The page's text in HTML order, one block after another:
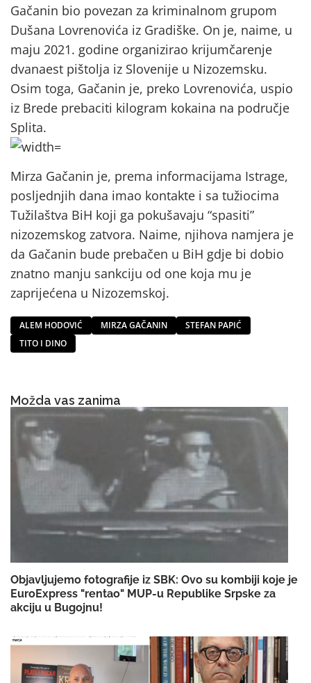
Gačanin bio povezan za kriminalnom grupom
Dušana Lovrenovića iz Gradiške. On je, naime, u
maju 2021. godine organizirao krijumčarenje
dvanaest pištolja iz Slovenije u Nizozemsku.
Osim toga, Gačanin je, preko Lovrenovića, uspio
iz Brede prebaciti kilogram kokaina na područje
Splita.
Mirza Gačanin je, prema informacijama Istrage,
posljednjih dana imao kontakte i sa tužiocima
Tužilaštva BiH koji ga pokušavaju “spasiti”
nizozemskog zatvora. Naime, njihova namjera je
da Gačanin bude prebačen u BiH gdje bi dobio
znatno manju sankciju od one koja mu je
zaprijećena u Nizozemskoj.
ALEM HODOVIĆ MIRZA GAČANIN
STEFAN PAPIĆ
TITO I DINO
Možda vas zanima
Objavljujemo fotografije iz SBK: Ovo su kombiji koje je
EuroExpress "rentao" MUP-u Republike Srpske za
akciju u Bugojnu!